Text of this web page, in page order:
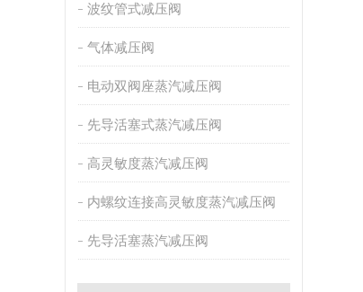
波纹管式减压阀
气体减压阀
电动双阀座蒸汽减压阀
先导活塞式蒸汽减压阀
高灵敏度蒸汽减压阀
内螺纹连接高灵敏度蒸汽减压阀
先导活塞蒸汽减压阀